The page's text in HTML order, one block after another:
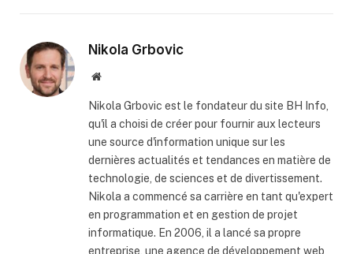
Nikola Grbovic
Website
Nikola Grbovic est le fondateur du site BH Info,
qu'il a choisi de créer pour fournir aux lecteurs
une source d'information unique sur les
dernières actualités et tendances en matière de
technologie, de sciences et de divertissement.
Nikola a commencé sa carrière en tant qu'expert
en programmation et en gestion de projet
informatique. En 2006, il a lancé sa propre
entreprise, une agence de développement web